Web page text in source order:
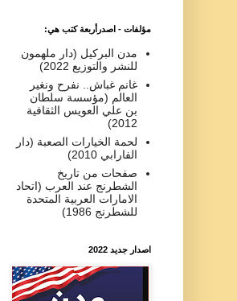
مؤلفات - اصدرأربعة كتب هي:
مدن البركيل (دار ملهمون
للنشر والتوزيع 2022)
غانم غباش.. نفرح ونغير
العالم (مؤسسة سلطان
بن علي العويس الثقافية
2012)
لحمة الخيارات الصعبة (دار
الفارابي 2010)
صفحات من تاريخ
الشطرنج عند العرب (اتحاد
الامارات العربية المتحدة
للشطرنج 1986)
اصدار جديد 2022